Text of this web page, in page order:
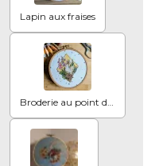
Lapin aux fraises
Broderie au point de croix - Petite oie fleurie